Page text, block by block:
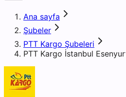
Ana sayfa
Şubeler
PTT Kargo Şubeleri
PTT Kargo İstanbul